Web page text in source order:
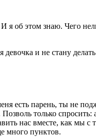
об этом знаю. Чего
и не стану
есть парень, ты не
только
нас вместе, как мы
много пунктов.